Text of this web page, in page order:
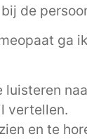
de
ga
luisteren
vertellen.
en te